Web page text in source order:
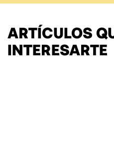
ARTÍCULOS
INTERESARTE